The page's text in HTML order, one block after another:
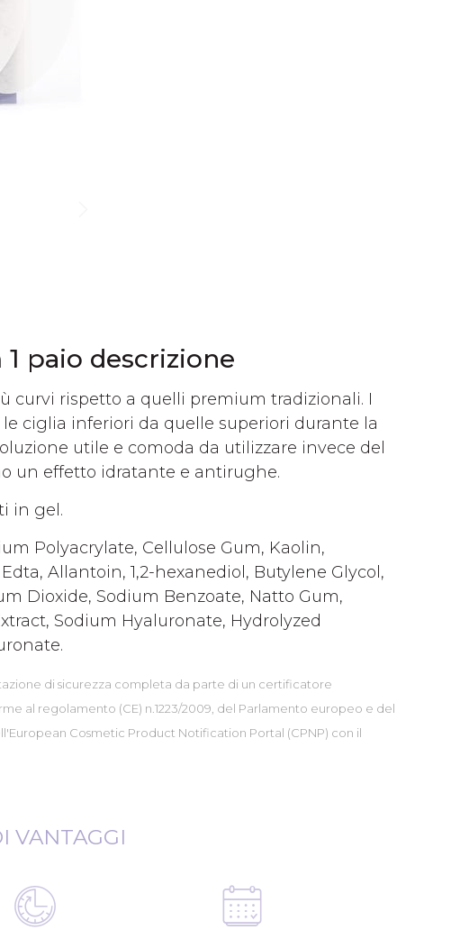
paio descrizione
curvi rispetto a quelli premium tradizionali. I
ciglia inferiori da quelle superiori durante la
utile e comoda da utilizzare invece del
un effetto idratante e antirughe.
in gel.
Polyacrylate, Cellulose Gum, Kaolin,
Allantoin, 1,2-hexanediol, Butylene Glycol,
Dioxide, Sodium Benzoate, Natto Gum,
Sodium Hyaluronate, Hydrolyzed
di sicurezza completa da parte di un certificatore
al regolamento (CE) n. 1223/2009, del Parlamento europeo e del
Cosmetic Product Notification Portal (CPNP) con il
VANTAGGI